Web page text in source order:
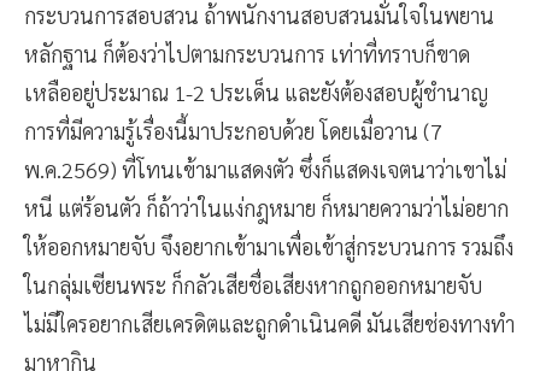
กระบวนการสอบสวน ถ้าพนักงานสอบสวนมั่นใจในพยาน
หลักฐาน ก็ต้องว่าไปตามกระบวนการ เท่าที่ทราบก็ขาด
เหลืออยู่ประมาณ 1-2 ประเด็น และยังต้องสอบผู้ชำนาญ
การที่มีความรู้เรื่องนี้มาประกอบด้วย โดยเมื่อวาน (7
พ.ค.2569) ที่โทนเข้ามาแสดงตัว ซึ่งก็แสดงเจตนาว่าเขาไม่
หนี แต่ร้อนตัว ก็ถ้าว่าในแง่กฎหมาย ก็หมายความว่าไม่อยาก
ให้ออกหมายจับ จึงอยากเข้ามาเพื่อเข้าสู่กระบวนการ รวมถึง
ในกลุ่มเซียนพระ ก็กลัวเสียชื่อเสียงหากถูกออกหมายจับ
ไม่มีใครอยากเสียเครดิตและถูกดำเนินคดี มันเสียช่องทางทำ
มาหากิน